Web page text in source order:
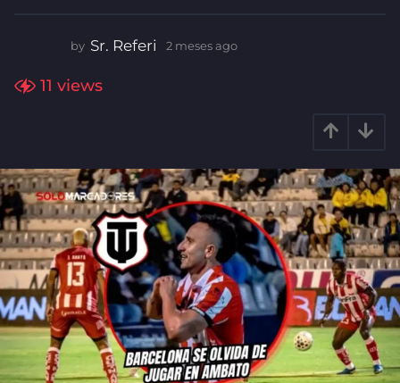
a
by Sr. Referi 2 meses ago
o
11 views